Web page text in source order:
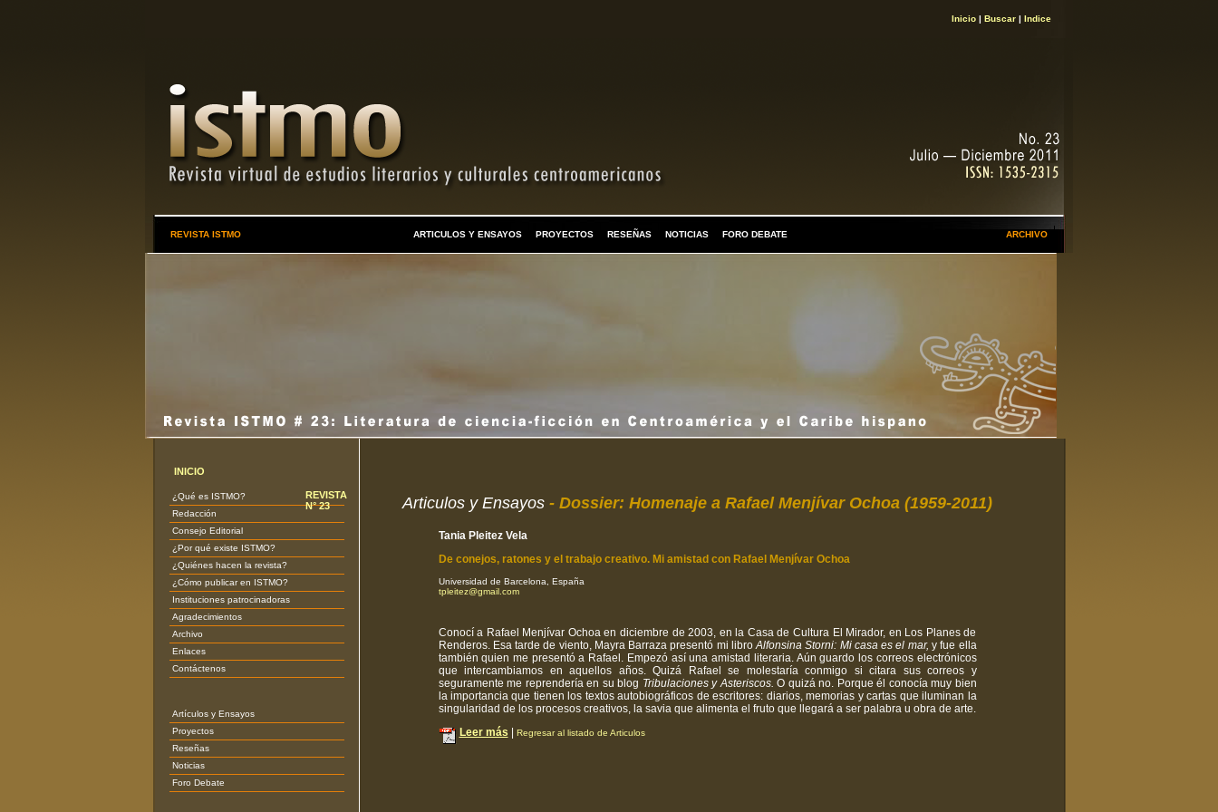
Inicio| Buscar | Indice
REVISTA ISTMO ARTICULOS Y ENSAYOS PROYECTOS RESEÑAS NOTICIAS FORO DEBATE ARCHIVO
INICIO
¿Qué es ISTMO?
Redacción
Consejo Editorial
¿Por qué existe ISTMO?
¿Quiénes hacen la revista?
¿Cómo publicar en ISTMO?
Instituciones patrocinadoras
Agradecimientos
Archivo
Enlaces
Contáctenos
REVISTA
N° 23
Artículos y Ensayos
Proyectos
Reseñas
Noticias
Foro Debate
Articulos y Ensayos - Dossier: Homenaje a Rafael Menjívar Ochoa (1959-2011)
Tania Pleitez Vela
De conejos, ratones y el trabajo creativo. Mi amistad con Rafael Menjívar Ochoa
Universidad de Barcelona, España
tpleitez@gmail.com
Conocí a Rafael Menjívar Ochoa en diciembre de 2003, en la Casa de Cultura El Mirador, en Los Planes de
Renderos. Esa tarde de viento, Mayra Barraza presentó mi libroAlfonsina Storni: Mi casa es el mar, y fue ella
también quien me presentó a Rafael. Empezó así una amistad literaria. Aún guardo los correos electrónicos
que intercambiamos en aquellos años. Quizá Rafael se molestaría conmigo si citara sus correos y
seguramente me reprendería en su blog Tribulaciones y Asteriscos. O quizá no. Porque él conocía muy bien
la importancia que tienen los textos autobiográficos de escritores: diarios, memorias y cartas que iluminan la
singularidad de los procesos creativos, la savia que alimenta el fruto que llegará a ser palabra u obra de arte.
Leer más
Regresar al listado de Articulos